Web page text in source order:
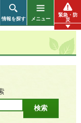
情報を探す メニュー
緊急・防
災